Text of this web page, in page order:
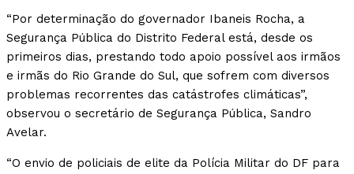
“Por determinação do governador Ibaneis Rocha, a
Segurança Pública do Distrito Federal está, desde os
primeiros dias, prestando todo apoio possível aos irmãos
e irmãs do Rio Grande do Sul, que sofrem com diversos
problemas recorrentes das catástrofes climáticas”,
observou o secretário de Segurança Pública, Sandro
Avelar.
“O envio de policiais de elite da Polícia Militar do DF para